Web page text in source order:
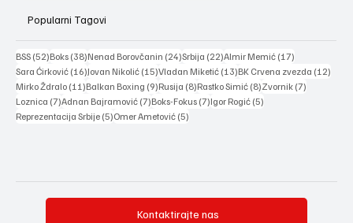
Popularni Tagovi
BSS (52)52 posts
Boks (38)38 posts
Nenad Borovčanin (24)24 posts
Srbija (22)22 posts
Almir Memić (17)
Sara Ćirković (16)16 posts
Jovan Nikolić (15)15 posts
Vladan Miketić (13)13 posts
BK Crvena zvezda (12)
Mirko Ždralo (11)11 posts
Balkan Boxing (9)9 posts
Rusija (8)8 posts
Rastko Simić (8)8 posts
Zvornik (7)
Loznica (7)7 posts
Adnan Bajramović (7)7 posts
Boks-Fokus (7)7 posts
Igor Rogić (5)
Reprezentacija Srbije (5)5 posts
Omer Ametović (5)
Kontaktirajte nas